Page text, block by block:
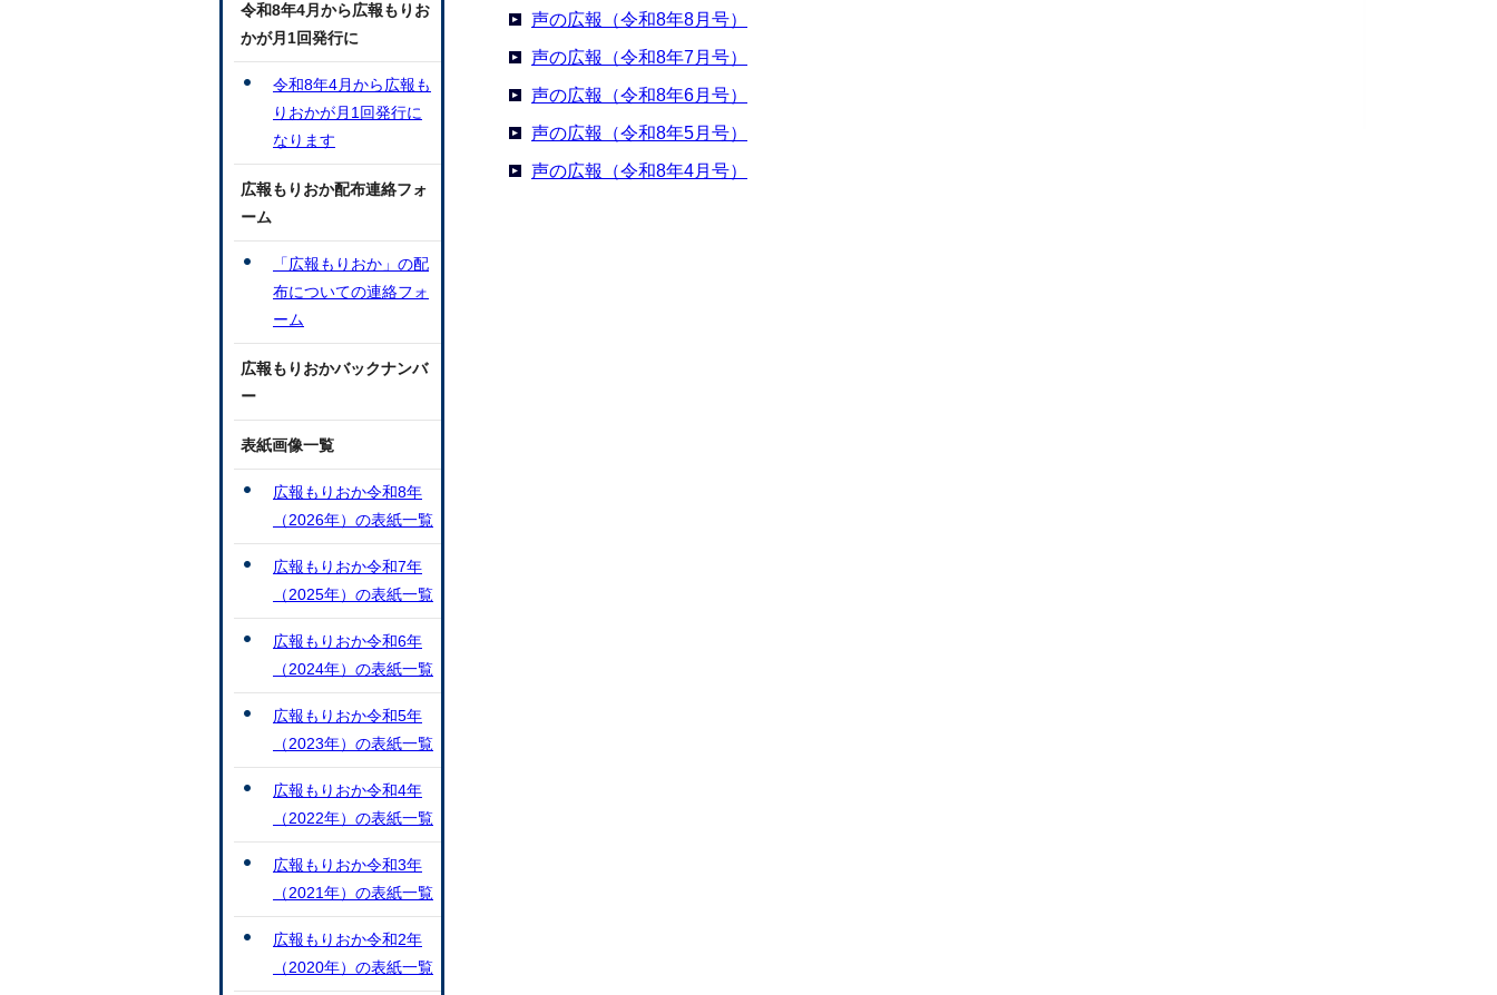
声の広報（令和8年8月号）
声の広報（令和8年7月号）
声の広報（令和8年6月号）
声の広報（令和8年5月号）
声の広報（令和8年4月号）
令和8年4月から広報もりお
かが月1回発行に
令和8年4月から広報も
りおかが月1回発行に
なります
広報もりおか配布連絡フォ
ーム
「広報もりおか」の配
布についての連絡フォ
ーム
広報もりおかバックナンバ
ー
表紙画像一覧
広報もりおか令和8年
（2026年）の表紙一覧
広報もりおか令和7年
（2025年）の表紙一覧
広報もりおか令和6年
（2024年）の表紙一覧
広報もりおか令和5年
（2023年）の表紙一覧
広報もりおか令和4年
（2022年）の表紙一覧
広報もりおか令和3年
（2021年）の表紙一覧
広報もりおか令和2年
（2020年）の表紙一覧